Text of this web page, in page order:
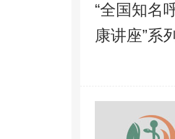
“全国知名
康讲座”系